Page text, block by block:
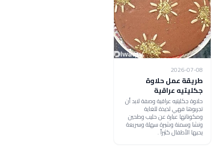
2026-07-08
طريقة عمل حلاوة
جكليتيه عراقية
حلاوة جكليتيه عراقية وصفة لابد أن
تجربوها فهي لذيذة للغاية
ومكوناتها عبارة عن حليب وطحين
ونشا وسمنة وشيرة سهلة وسريعة
يحبها الأطفال كثيراً .